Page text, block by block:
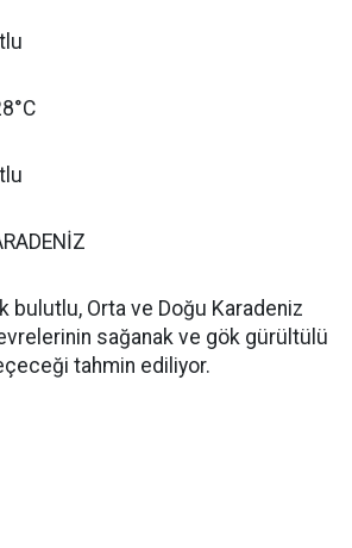
bulutlu, Orta ve Doğu Karadeniz
sağanak ve gök gürültülü
tahmin ediliyor.